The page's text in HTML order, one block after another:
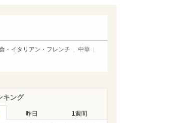
・イタリアン・フレンチ
中華
キング
昨日 1週間